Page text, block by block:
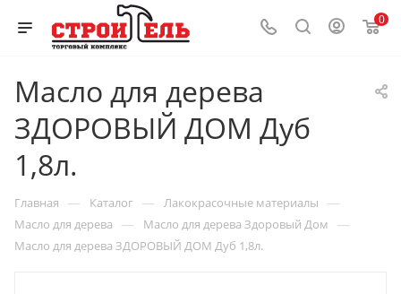
0
Масло для дерева
ЗДОРОВЫЙ ДОМ Дуб
1,8л.
Главная — Каталог — Лакокрасочные материалы —
Масло для дерева — Масло для дерева Здоровый Дом —
Масло для дерева ЗДОРОВЫЙ ДОМ Дуб 1,8л.